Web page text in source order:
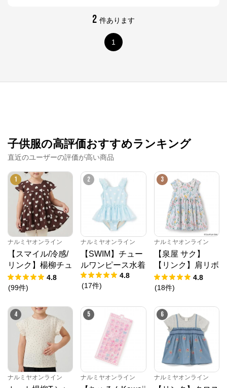
2 件あります
1
子供服の高評価おすすめランキング
直近のユーザーの評価が高い商品
1
ナルミヤオンライン
【スマイル/冷感/
リンク】楊柳チュ
ニック
4.8
(99件)
2
ナルミヤオンライン
【SWIM】チュー
ルワンピース水着
4.8
(17件)
3
ナルミヤオンライン
【泉屋 サク】
【リンク】肩リボ
ンフラワーキャッ
トワンピース
4.8
(18件)
4
ナルミヤオンライン
5
ナルミヤオンライン
6
ナルミヤオンライン